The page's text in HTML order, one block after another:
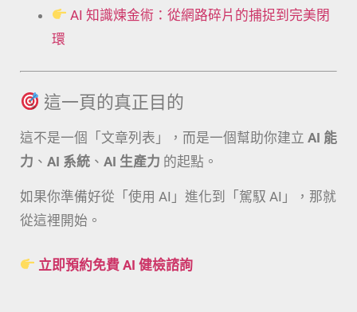
AI 知識煉金術：從網路碎片的捕捉到完美閉
環
這一頁的真正目的
這不是一個「文章列表」，而是一個幫助你建立 AI 能
力 、 AI 系統 、 AI 生產力 的起點。
如果你準備好從「使用 AI」進化到「駕馭 AI」，那就
從這裡開始。
立即預約免費 AI 健檢諮詢